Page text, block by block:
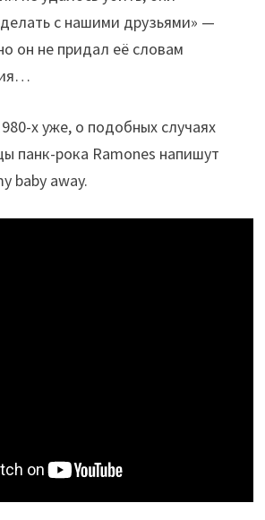
с нашими друзьями» —
он не придал её словам
х уже, о подобных случаях
панк-рока Ramones напишут
baby away.